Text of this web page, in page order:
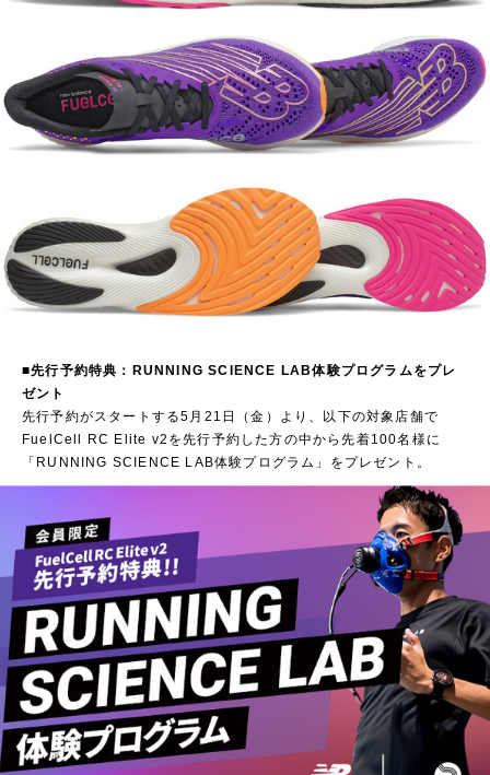
■先行予約特典：RUNNING SCIENCE LAB体験プログラムをプレ
ゼント
先行予約がスタートする5月21日（金）より、以下の対象店舗で
FuelCell RC Elite v2を先行予約した方の中から先着100名様に
「RUNNING SCIENCE LAB体験プログラム」をプレゼント。